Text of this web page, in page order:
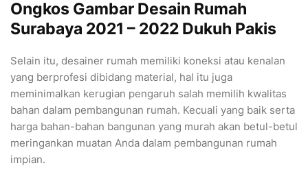
Ongkos Gambar Desain Rumah
Surabaya 2021 – 2022 Dukuh Pakis
Selain itu, desainer rumah memiliki koneksi atau kenalan
yang berprofesi dibidang material, hal itu juga
meminimalkan kerugian pengaruh salah memilih kwalitas
bahan dalam pembangunan rumah. Kecuali yang baik serta
harga bahan-bahan bangunan yang murah akan betul-betul
meringankan muatan Anda dalam pembangunan rumah
impian.